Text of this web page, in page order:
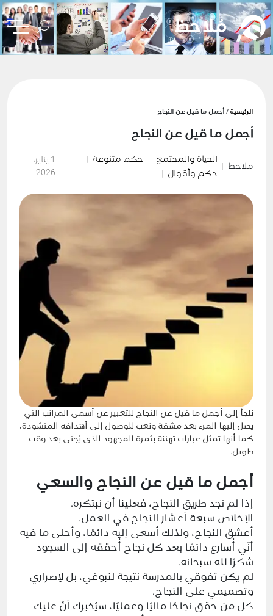
الرئيسية / أجمل ما قيل عن النجاح
أجمل ما قيل عن النجاح
ملاحظ
الحياة والمجتمع
حكم متنوعة
حكم وأقوال
1 يناير،
2026
نلجأ إلى أجمل ما قيل عن النجاح للتعبير عن أسمى المراتب التي
يصل إليها المرء بعد مشقة وتعب للوصول إلى أهدافه المنشودة،
كما أنها تمثل عبارات تهنئة بثمرة المجهود الذي يُجنى بعد وقت
طويل.
أجمل ما قيل عن النجاح والسعي
إذا لم نجد طريق النجاح، فعلينا أن نبتكره.
الإخلاص سبعة أعشار النجاح في العمل.
أعشق النجاح، ولذلك أسعى إليه دائمًا، وأحلى ما فيه
أنّي أُسارع دائمًا بعد كل نجاح أُحققه إلى السجود
شكرًا لله سبحانه.
لم يكن تفوقي بالمدرسة نتيجة لنبوغي، بل لإصراري
وتصميمي على النجاح.
كل من حقق نجاحًا ماليًا وعمليًا، سيُخبرك أنّ عليك